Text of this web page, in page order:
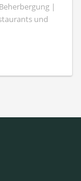
|
und